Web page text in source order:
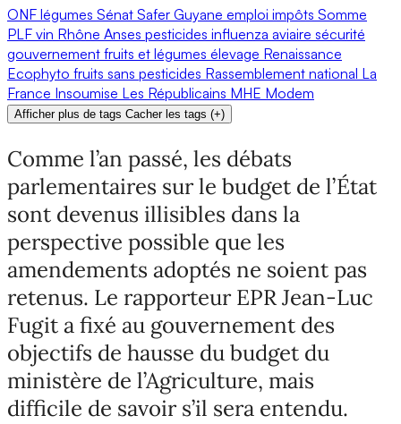
ONF légumes Sénat Safer Guyane emploi impôts Somme
PLF vin Rhône Anses pesticides influenza aviaire sécurité
gouvernement fruits et légumes élevage Renaissance
Ecophyto fruits sans pesticides Rassemblement national La
France Insoumise Les Républicains MHE Modem
Afficher plus de tags Cacher les tags (+)
Comme l’an passé, les débats
parlementaires sur le budget de l’État
sont devenus illisibles dans la
perspective possible que les
amendements adoptés ne soient pas
retenus. Le rapporteur EPR Jean-Luc
Fugit a fixé au gouvernement des
objectifs de hausse du budget du
ministère de l’Agriculture, mais
difficile de savoir s’il sera entendu.